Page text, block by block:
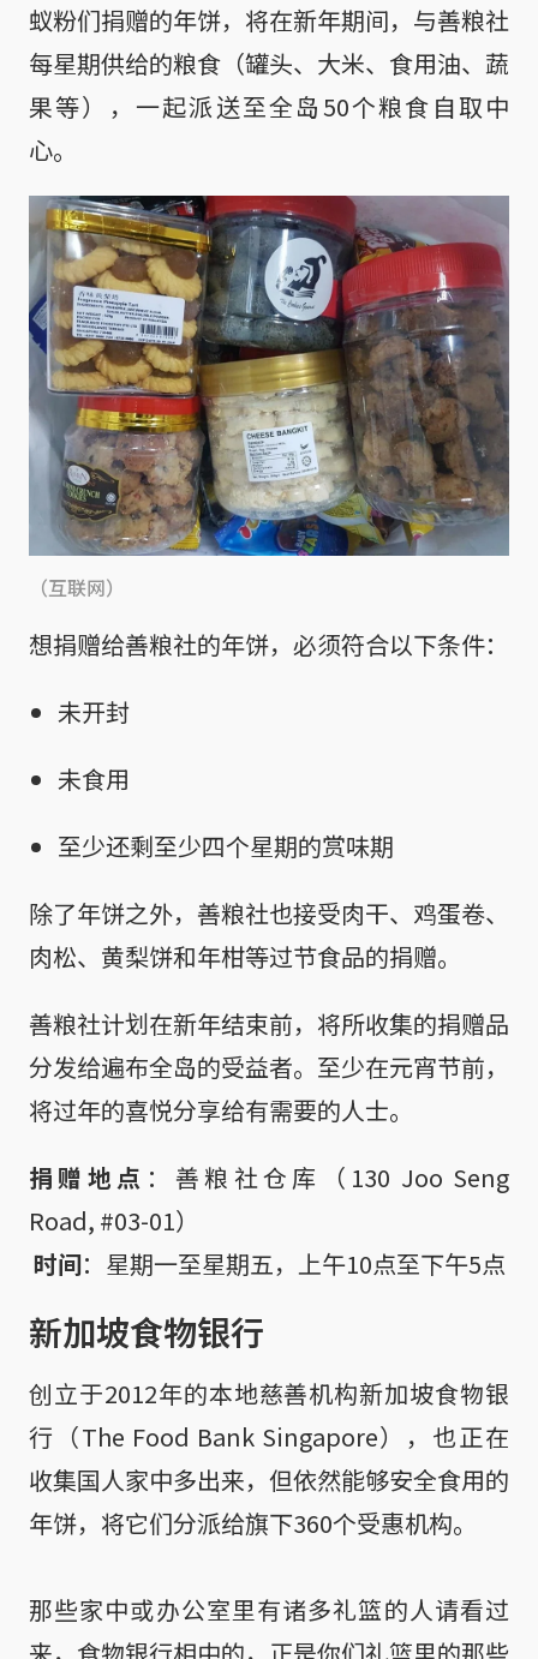
蚁粉们捐赠的年饼，将在新年期间，与善粮社
每星期供给的粮食（罐头、大米、食用油、蔬
果等），一起派送至全岛50个粮食自取中
心。
（互联网）
想捐赠给善粮社的年饼，必须符合以下条件：
未开封
未食用
至少还剩至少四个星期的赏味期
除了年饼之外，善粮社也接受肉干、鸡蛋卷、
肉松、黄梨饼和年柑等过节食品的捐赠。
善粮社计划在新年结束前，将所收集的捐赠品
分发给遍布全岛的受益者。至少在元宵节前，
将过年的喜悦分享给有需要的人士。
捐赠地点 ：善粮社仓库（130 Joo Seng
Road, #03-01）
时间：星期一至星期五，上午10点至下午5点
新加坡食物银行
创立于2012年的本地慈善机构新加坡食物银
行（The Food Bank Singapore），也正在
收集国人家中多出来，但依然能够安全食用的
年饼，将它们分派给旗下360个受惠机构。
那些家中或办公室里有诸多礼篮的人请看过
来，食物银行相中的，正是你们礼篮里的那些